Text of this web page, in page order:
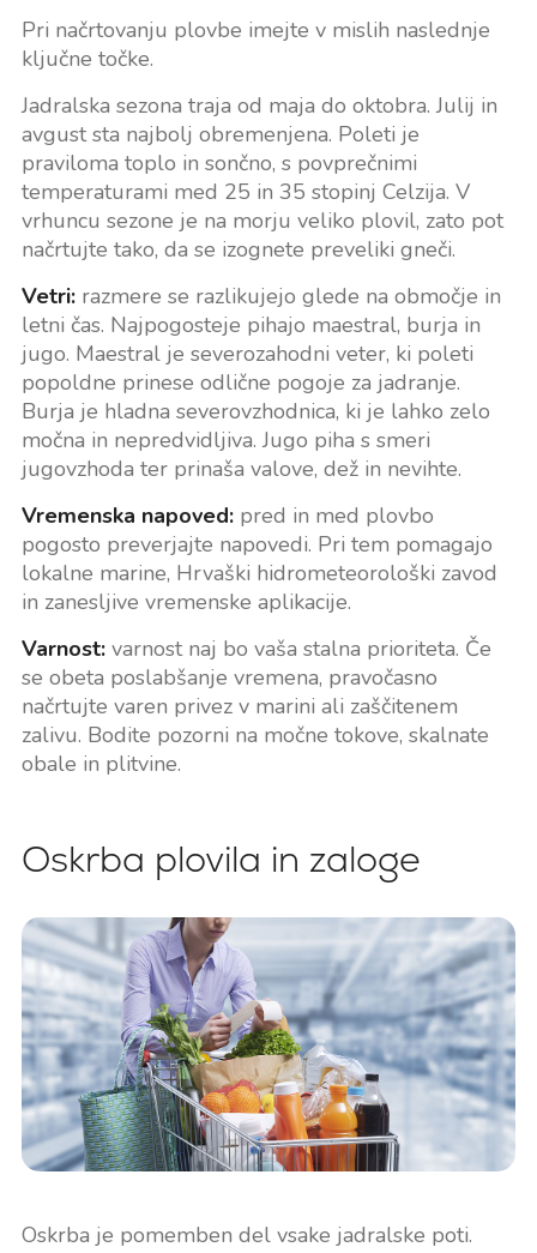
Pri načrtovanju plovbe imejte v mislih naslednje
ključne točke.
Jadralska sezona traja od maja do oktobra. Julij in
avgust sta najbolj obremenjena. Poleti je
praviloma toplo in sončno, s povprečnimi
temperaturami med 25 in 35 stopinj Celzija. V
vrhuncu sezone je na morju veliko plovil, zato pot
načrtujte tako, da se izognete preveliki gneči.
Vetri:razmere se razlikujejo glede na območje in
letni čas. Najpogosteje pihajo maestral, burja in
jugo. Maestral je severozahodni veter, ki poleti
popoldne prinese odlične pogoje za jadranje.
Burja je hladna severovzhodnica, ki je lahko zelo
močna in nepredvidljiva. Jugo piha s smeri
jugovzhoda ter prinaša valove, dež in nevihte.
Vremenska napoved:pred in med plovbo
pogosto preverjajte napovedi. Pri tem pomagajo
lokalne marine, Hrvaški hidrometeorološki zavod
in zanesljive vremenske aplikacije.
Varnost:varnost naj bo vaša stalna prioriteta. Če
se obeta poslabšanje vremena, pravočasno
načrtujte varen privez v marini ali zaščitenem
zalivu. Bodite pozorni na močne tokove, skalnate
obale in plitvine.
Oskrba plovila in zaloge
Oskrba je pomemben del vsake jadralske poti.